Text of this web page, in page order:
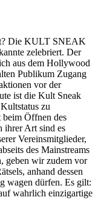
Die KULT SNEAK
zelebriert. Der
aus dem Hollywood
Publikum Zugang
vor der
ist die Kult Sneak
zu
beim Öffnen des
ihrer Art sind es
Vereinsmitglieder,
des Mainstreams
geben wir zudem vor
anhand dessen
wagen dürfen. Es gilt:
wahrlich einzigartige